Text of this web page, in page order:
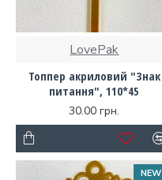
LovePak
Топпер акриловий "Знак
питання", 110*45
30.00 грн.
NEW